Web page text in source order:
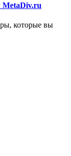
MetaDiv.ru
которые вы